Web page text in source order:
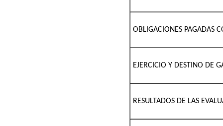
OBLIGACIONES PAGADAS
EJERCICIO Y DESTINO DE
RESULTADOS DE LAS